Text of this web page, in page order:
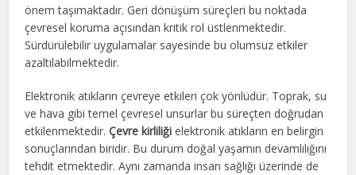
önem taşımaktadır. Geri dönüşüm süreçleri bu noktada
çevresel koruma açısından kritik rol üstlenmektedir.
Sürdürülebilir uygulamalar sayesinde bu olumsuz etkiler
azaltılabilmektedir.
Elektronik atıkların çevreye etkileri çok yönlüdür. Toprak, su
ve hava gibi temel çevresel unsurlar bu süreçten doğrudan
etkilenmektedir.Çevre kirliliği elektronik atıkların en belirgin
sonuçlarından biridir. Bu durum doğal yaşamın devamlılığını
tehdit etmektedir. Aynı zamanda insan sağlığı üzerinde de